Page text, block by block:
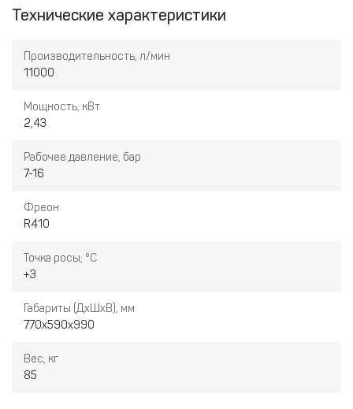
Технические характеристики
Производительность, л/мин
11000
Мощность, кВт
2,43
Рабочее давление, бар
7-16
Фреон
R410
Точка росы, °C
+3
Габариты (ДхШхВ), мм
770x590x990
Вес, кг
85